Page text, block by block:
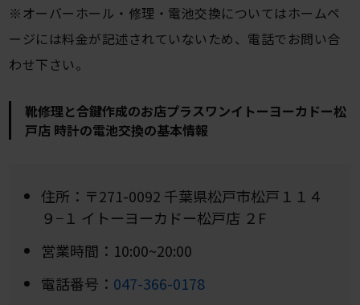
※オーバーホール・修理・電池交換についてはホームペ
ージには料金が記述されていないため、電話でお問い合
わせ下さい。
靴修理と合鍵作成のお店プラスワンイトーヨーカドー松
戸店 時計の電池交換の基本情報
住所：〒271-0092 千葉県松戸市松戸１１４
９−１ イトーヨーカドー松戸店 ２F
営業時間：10:00~20:00
電話番号： 047-366-0178